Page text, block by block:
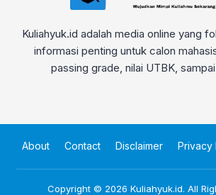
Kuliahyuk.id adalah media online yang
informasi penting untuk calon
passing grade, nilai UTBK,
About Contact Disclaimer Privacy
Copyright © 2026 Kuliahyuk.id. All